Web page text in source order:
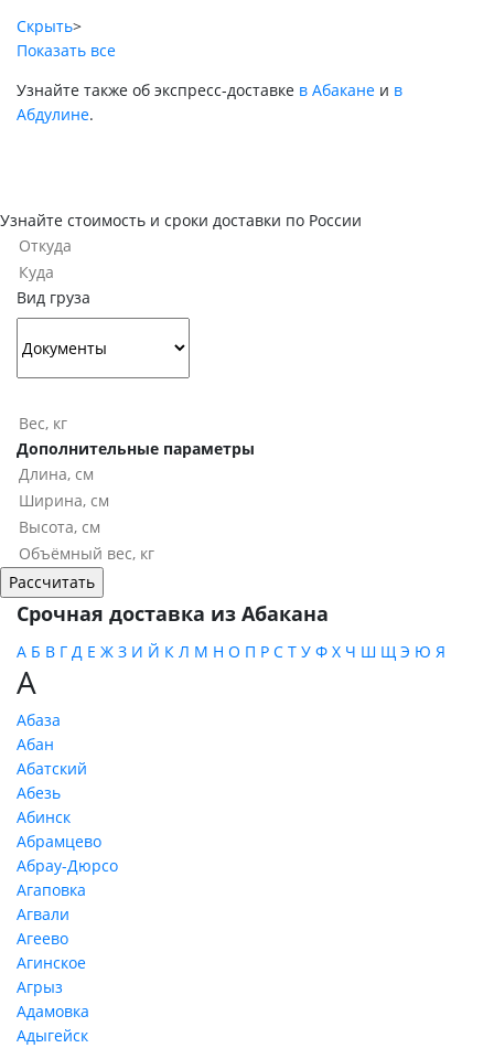
Скрыть>
Показать все
Узнайте также об экспресс-доставке в Абакане и в
Абдулине.
Узнайте стоимость и сроки доставки по России
Вид груза
Дополнительные параметры
Срочная доставка из Абакана
А Б В Г Д Е Ж З И Й К Л М Н О П Р С Т У Ф Х Ч Ш Щ Э Ю Я
А
Абаза
Абан
Абатский
Абезь
Абинск
Абрамцево
Абрау-Дюрсо
Агаповка
Агвали
Агеево
Агинское
Агрыз
Адамовка
Адыгейск